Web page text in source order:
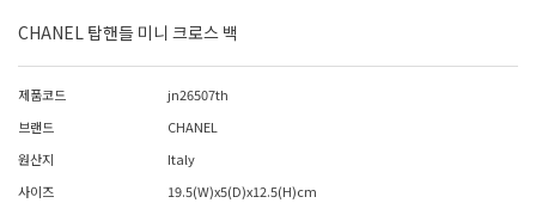
CHANEL 탑핸들 미니 크로스 백
제품코드
jn26507th
브랜드
CHANEL
원산지
Italy
사이즈
19.5(W)x5(D)x12.5(H)cm